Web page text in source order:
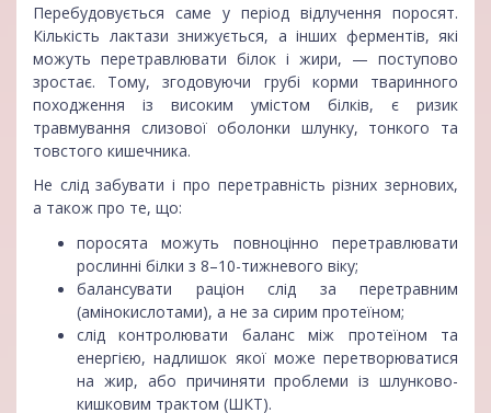
Перебудовується саме у період відлучення поросят.
Кількість лактази знижується, а інших ферментів, які
можуть перетравлювати білок і жири, — поступово
зростає. Тому, згодовуючи грубі корми тваринного
походження із високим умістом білків, є ризик
травмування слизової оболонки шлунку, тонкого та
товстого кишечника.
Не слід забувати і про перетравність різних зернових,
а також про те, що:
поросята можуть повноцінно перетравлювати
рослинні білки з 8–10-тижневого віку;
балансувати раціон слід за перетравним
(амінокислотами), а не за сирим протеїном;
слід контролювати баланс між протеїном та
енергією, надлишок якої може перетворюватися
на жир, або причиняти проблеми із шлунково-
кишковим трактом (ШКТ).